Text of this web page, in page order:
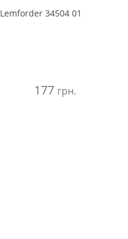
Lemforder 34504 01
177 грн.